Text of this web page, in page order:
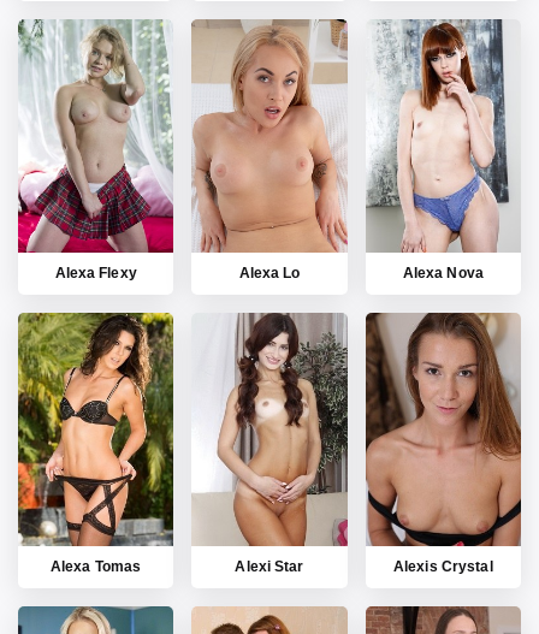
Alexa Flexy Alexa Lo Alexa Nova
Alexa Tomas Alexi Star Alexis Crystal